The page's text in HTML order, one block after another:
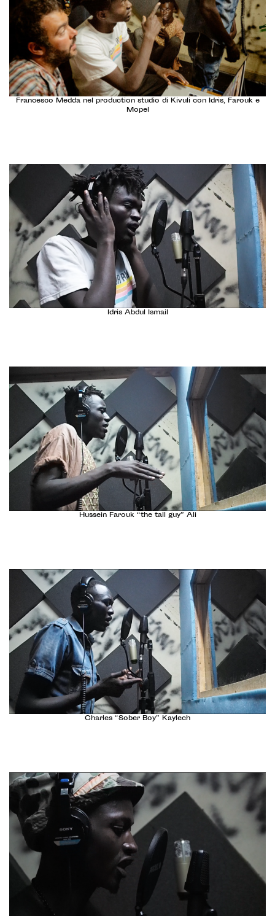
Francesco Medda nel production studio di Kivuli con Idris, Farouk e
Mopel
Idris Abdul Ismail
Hussein Farouk “the tall guy” Ali
Charles “Sober Boy” Kaylech